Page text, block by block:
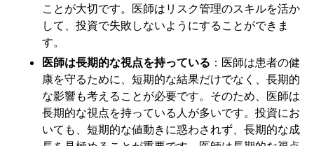
ことが大切です。医師はリスク管理のスキルを活か
して、投資で失敗しないようにすることができま
す。
医師は長期的な視点を持っている ：医師は患者の健
康を守るために、短期的な結果だけでなく、長期的
な影響も考えることが必要です。そのため、医師は
長期的な視点を持っている人が多いです。投資にお
いても、短期的な値動きに惑わされず、長期的な成